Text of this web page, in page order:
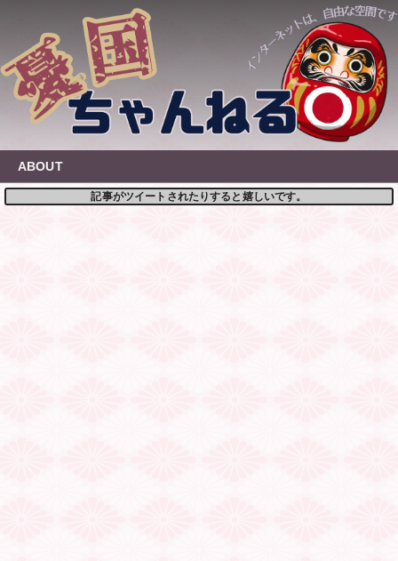
content
ABOUT
記事がツイートされたりすると嬉しいです。